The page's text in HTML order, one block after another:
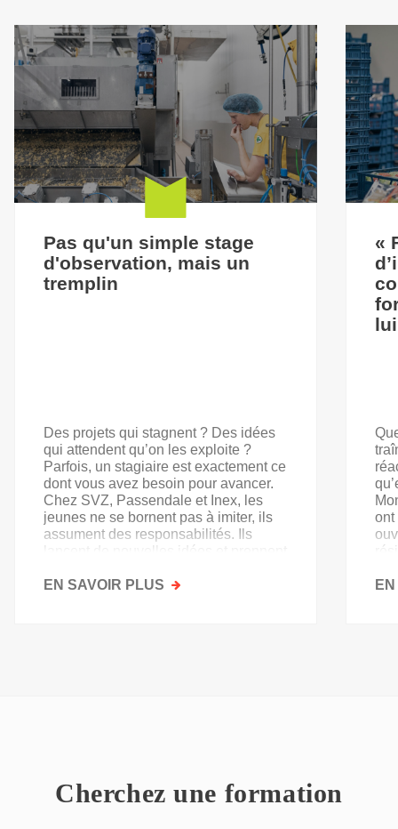
Pas qu'un simple stage
d'observation, mais un
tremplin
Des projets qui stagnent ? Des idées
qui attendent qu’on les exploite ?
Parfois, un stagiaire est exactement ce
dont vous avez besoin pour avancer.
Chez SVZ, Passendale et Inex, les
jeunes ne se bornent pas à imiter, ils
assument des responsabilités. Ils
lancent de nouvelles idées et prennent
EN SAVOIR PLUS SUR
«
ont
Cherchez une formation